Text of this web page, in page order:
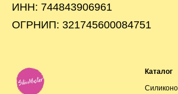
ИНН: 744843906961
ОГРНИП: 321745600084751
Каталог